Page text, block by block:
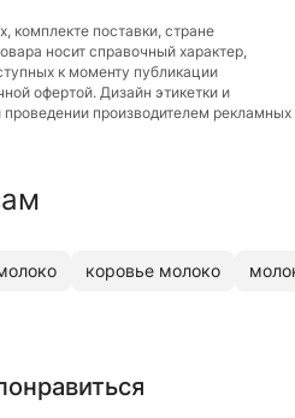
комплекте поставки, стране
носит справочный характер,
к моменту публикации
офертой. Дизайн этикетки и
производителем рекламных
коровье молоко